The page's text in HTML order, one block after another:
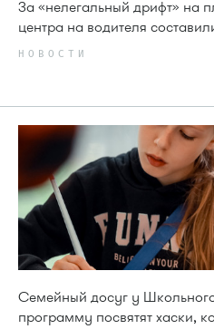
За «нелегальный дрифт» на
центра на водителя
НОВОСТИ
Семейный досуг у
программу посвятят хаски,